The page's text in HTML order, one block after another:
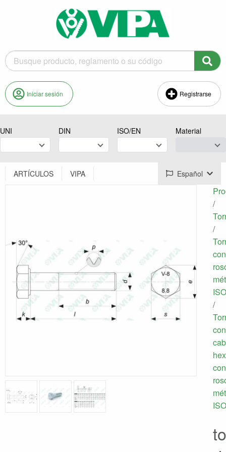
Iniciar sesión Registrarse
UNI DIN ISO/EN Material
ARTÍCULOS VIPA Español
/
/
con
ISO
/
con
con
ISO